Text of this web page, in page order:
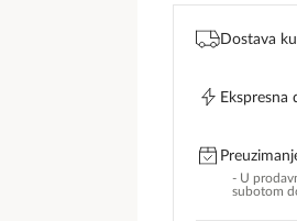
Dostava
Ekspresna
- U
subotom